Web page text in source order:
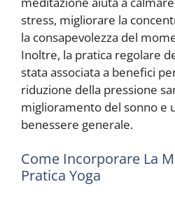
stress, migliorare la
la consapevolezza del
Inoltre, la pratica regolare
stata associata a benefici
riduzione della pressione
miglioramento del sonno e
benessere generale.
Come Incorporare La
Pratica Yoga